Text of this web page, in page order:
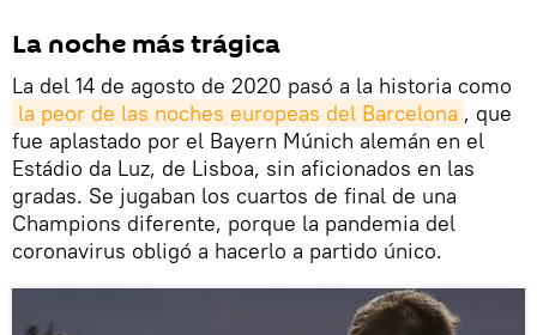
La noche más trágica
La del 14 de agosto de 2020 pasó a la historia como
la peor de las noches europeas del Barcelona , que
fue aplastado por el Bayern Múnich alemán en el
Estádio da Luz, de Lisboa, sin aficionados en las
gradas. Se jugaban los cuartos de final de una
Champions diferente, porque la pandemia del
coronavirus obligó a hacerlo a partido único.